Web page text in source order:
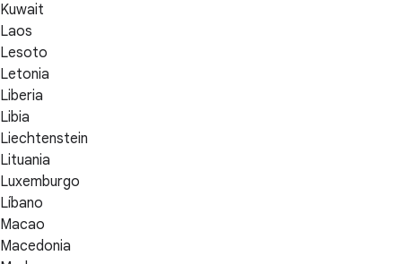
Kuwait
Laos
Lesoto
Letonia
Liberia
Libia
Liechtenstein
Lituania
Luxemburgo
Líbano
Macao
Macedonia